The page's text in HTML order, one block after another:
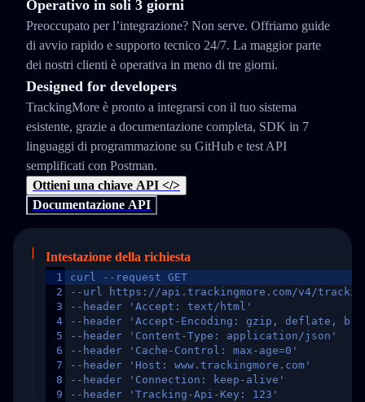
Operativo in soli 3 giorni
Preoccupato per l’integrazione? Non serve. Offriamo guide
di avvio rapido e supporto tecnico 24/7. La maggior parte
dei nostri clienti è operativa in meno di tre giorni.
Designed for developers
TrackingMore è pronto a integrarsi con il tuo sistema
esistente, grazie a documentazione completa, SDK in 7
linguaggi di programmazione su GitHub e test API
semplificati con Postman.
Ottieni una chiave API </>
Documentazione API
Intestazione della richiesta
1
2
3
4
5
6
7
8
9
curl --request GET
--url https://api.trackingmore.com/v4/trackings/
--header 'Accept: text/html'
--header 'Accept-Encoding: gzip, deflate,
--header 'Content-Type: application/json'
--header 'Cache-Control: max-age=0'
--header 'Host: www.trackingmore.com'
--header 'Connection: keep-alive'
--header 'Tracking-Api-Key: 123'